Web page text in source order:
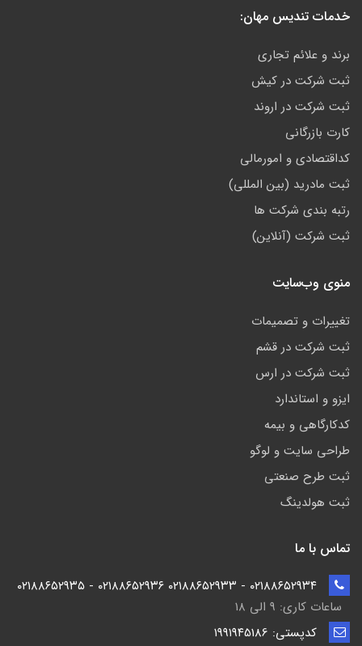
خدمات تندیس مهان:
برند و علائم تجاری
ثبت شرکت در کیش
ثبت شرکت در اروند
کارت بازرگانی
کداقتصادی و امورمالی
ثبت مادرید (بین المللی)
رتبه بندی شرکت ها
ثبت شرکت (آنلاین)
منوی وب‌سایت
تغییرات و تصمیمات
ثبت شرکت در قشم
ثبت شرکت در ارس
ایزو و استاندارد
کدکارگاهی و بیمه
طراحی سایت و لوگو
ثبت طرح صنعتی
ثبت هولدینگ
تماس با ما
ساعات کاری: ۹ الی ۱۸
کدپستی: ۱۹۹۱۹۴5186